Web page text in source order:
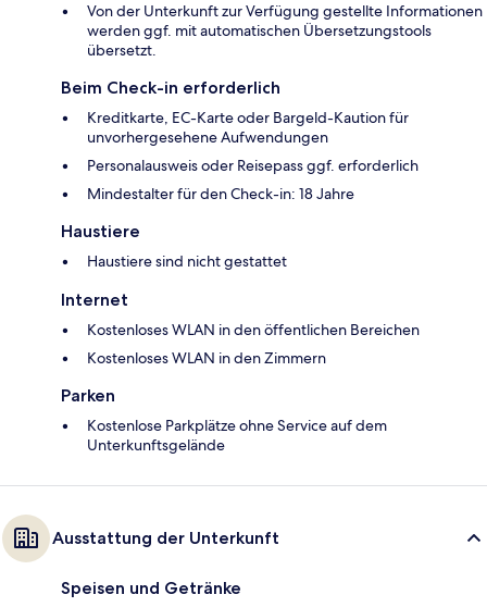
Von der Unterkunft zur Verfügung gestellte Informationen
werden ggf. mit automatischen Übersetzungstools
übersetzt.
Beim Check-in erforderlich
Kreditkarte, EC-Karte oder Bargeld-Kaution für
unvorhergesehene Aufwendungen
Personalausweis oder Reisepass ggf. erforderlich
Mindestalter für den Check-in: 18 Jahre
Haustiere
Haustiere sind nicht gestattet
Internet
Kostenloses WLAN in den öffentlichen Bereichen
Kostenloses WLAN in den Zimmern
Parken
Kostenlose Parkplätze ohne Service auf dem
Unterkunftsgelände
Ausstattung der Unterkunft
Speisen und Getränke